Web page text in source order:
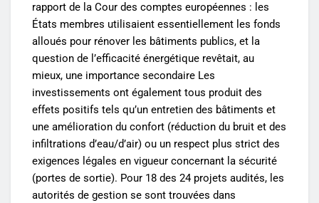
rapport de la Cour des comptes européennes : les
États membres utilisaient essentiellement les fonds
alloués pour rénover les bâtiments publics, et la
question de l’efficacité énergétique revêtait, au
mieux, une importance secondaire Les
investissements ont également tous produit des
effets positifs tels qu’un entretien des bâtiments et
une amélioration du confort (réduction du bruit et des
infiltrations d’eau/d’air) ou un respect plus strict des
exigences légales en vigueur concernant la sécurité
(portes de sortie). Pour 18 des 24 projets audités, les
autorités de gestion se sont trouvées dans